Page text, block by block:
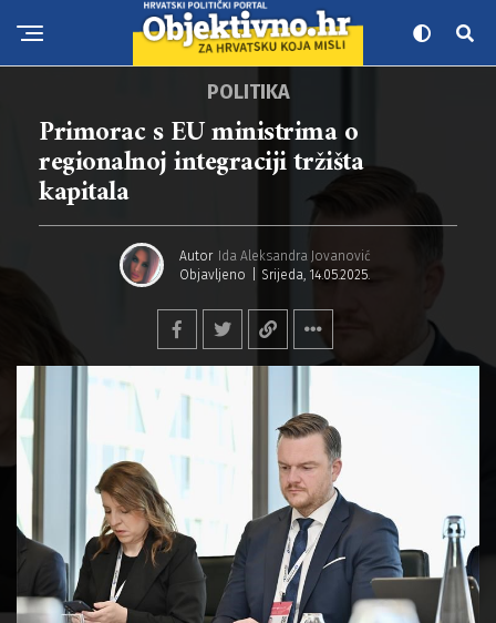
POLITIKA
Primorac s EU ministrima o
regionalnoj integraciji tržišta
kapitala
Autor Ida Aleksandra Jovanović
Objavljeno
Srijeda, 14.05.2025.